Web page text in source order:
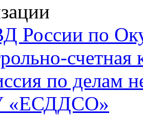
России по
счетная
по делам